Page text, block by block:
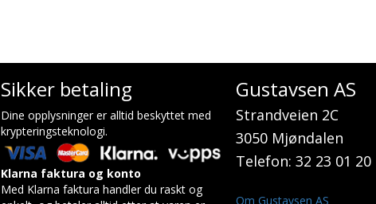
Sikker betaling
Dine opplysninger er alltid beskyttet med
krypteringsteknologi.
Klarna faktura og konto
Med Klarna faktura handler du raskt og
Gustavsen AS
Strandveien 2C
3050 Mjøndalen
Telefon: 32 23 01 20
Om Gustavsen AS